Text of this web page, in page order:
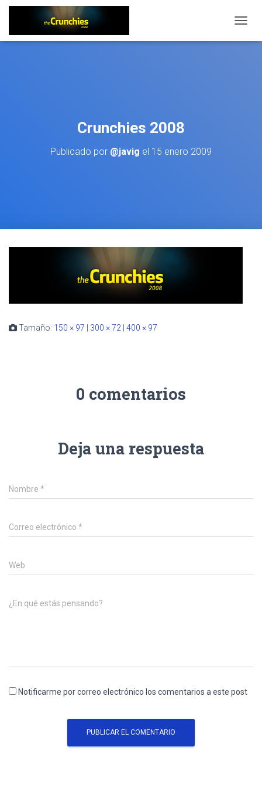
Crunchies 2008
Publicado por @javig el 15 enero 2009
Tamaño: 150 × 97 300 × 72 400 × 97
0 comentarios
Deja una respuesta
Nombre *
Correo electrónico *
Web
¿En qué estás pensando?
Notificarme por correo electrónico los comentarios a este post